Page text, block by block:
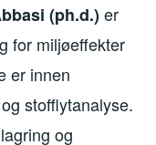
(ph.d.)er
for miljøeffekter
er innen
stofflytanalyse.
og